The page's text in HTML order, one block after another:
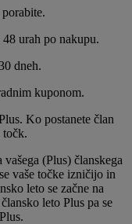
urah po nakupu.
dneh.
kuponom.
Ko postanete član
točk.
(Plus) članskega
vaše točke izničijo in
leto se začne na
leto Plus pa se